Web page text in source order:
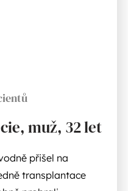
muž, 32 let
přišel na
transplantace